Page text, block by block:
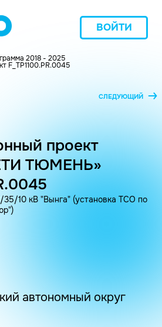
ВОЙТИ
2018 - 2025
F_TP1100.PR.0045
СЛЕДУЮЩИЙ
проект
ТЮМЕНЬ»
35/10 кВ "Вынга" (установка ТСО по
автономный округ